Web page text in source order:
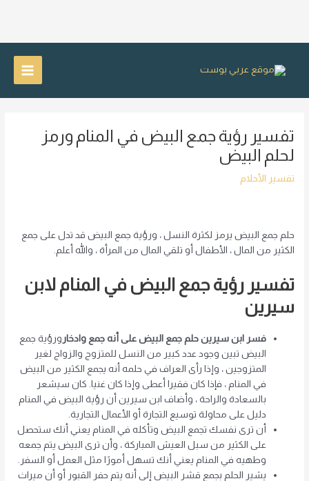
Main
تفسير رؤية جمع البيض في المنام ورمز
لحلم البيض
تفسير الأحلام
حلم جمع البيض يرمز لكثرة النسل ، ورؤية جمع البيض قد تدل على جمع
الكثير من المال ، الأطفال أو تلقي المال من المرأة ، والله أعلم.
تفسير رؤية جمع البيض في المنام لابن
سيرين
فسر ابن سيرين حلم جمع البيض على أنه جمع وادخار ورؤية جمع
البيض تبين وجود عدد كبير من النسل للمتزوج والزواج لغير
المتزوجين ، وإذا رأى العراف في حلمه أنه يجمع الكثير من البيض
في المنام ، فإذا كان فقيرا أعطى وإذا كان غنيا. كان سيشعر
بالسعادة والراحة ، وأضاف ابن سيرين أن رؤية البيض في المنام
دليل على محاولة توسيع التجارة أو الأعمال التجارية.
أن ترى نفسك تجمع البيض وتأكله في المنام يعني أنك ستحصل
على الكثير من سبل العيش المباركة ، وأن ترى البيض يتم جمعه
وطهيه في المنام يعني أنك تسهل أمورًا مثل العمل أو السفر.
يشير الحلم بجمع قشر البيض إلى أنه يتم حفر القبور أو أن ميراث